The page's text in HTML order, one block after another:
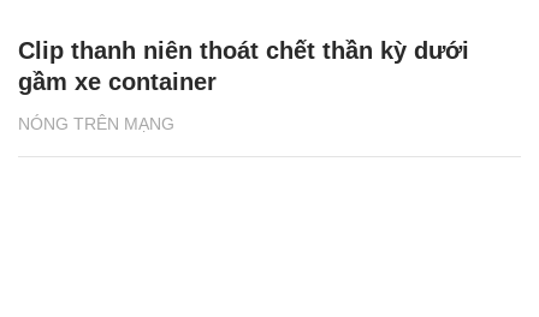
NÓNG TRÊN MẠNG
Clip thanh niên thoát chết thần kỳ dưới
gầm xe container